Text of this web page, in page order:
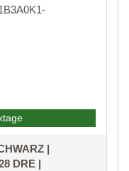
|
DRE |